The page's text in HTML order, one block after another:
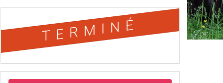
TERMINÉ